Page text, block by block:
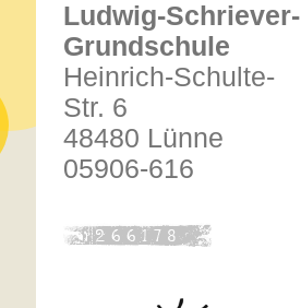
Ludwig-Schriever-
Grundschule
Heinrich-Schulte-
Str. 6
48480 Lünne
05906-616